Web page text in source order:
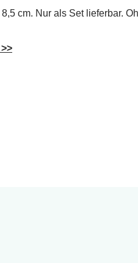
cm. Nur als Set lieferbar.